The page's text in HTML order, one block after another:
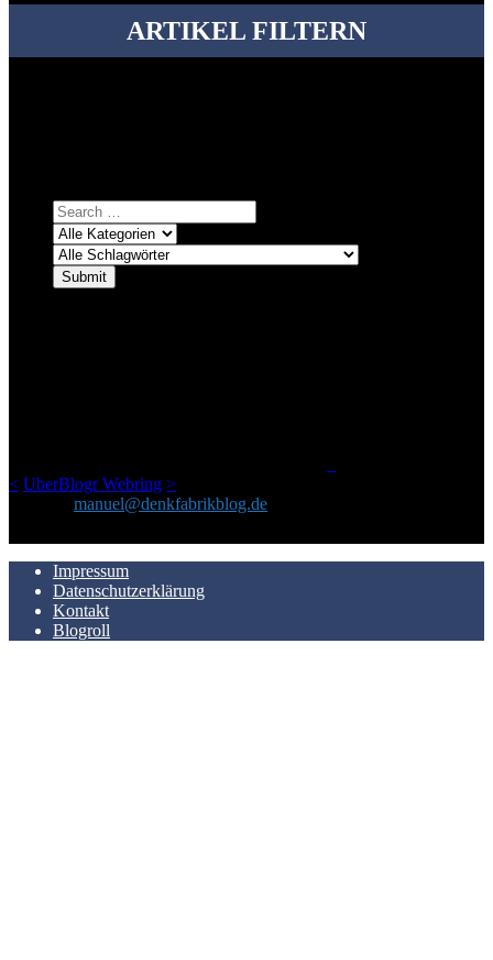
ARTIKEL FILTERN
< UberBlogr Webring >
manuel@denkfabrikblog.de
Impressum
Datenschutzerklärung
Kontakt
Blogroll